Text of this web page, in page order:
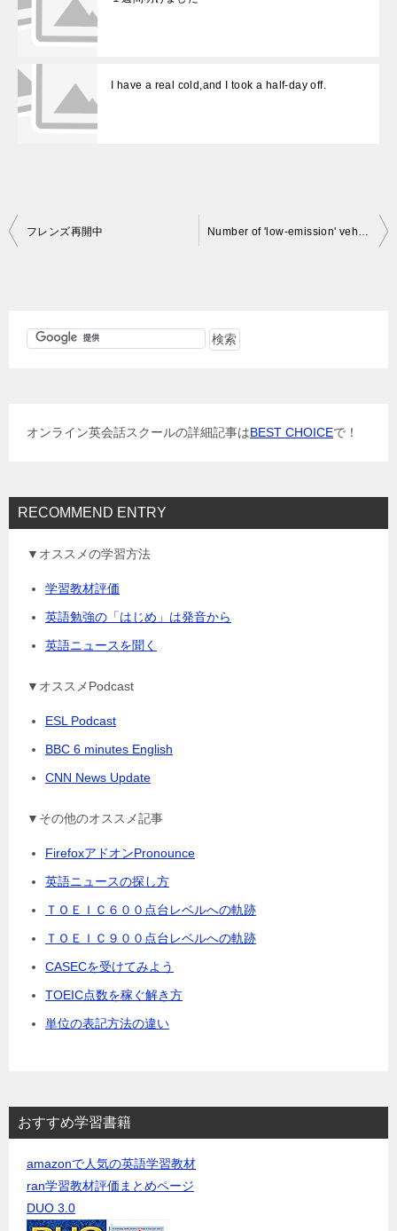
I have a real cold,and I took a half-day off.
投
フレンズ再開中
オンライン英会話スクールの詳細記事はBEST CHOICEで！
RECOMMEND ENTRY
▼オススメの学習方法
学習教材評価
英語勉強の「はじめ」は発音から
英語ニュースを聞く
▼オススメPodcast
ESL Podcast
BBC 6 minutes English
CNN News Update
▼その他のオススメ記事
FirefoxアドオンPronounce
英語ニュースの探し方
ＴＯＥＩＣ６００点台レベルへの軌跡
ＴＯＥＩＣ９００点台レベルへの軌跡
CASECを受けてみよう
TOEIC点数を稼ぐ解き方
単位の表記方法の違い
おすすめ学習書籍
amazonで人気の英語学習教材
ran学習教材評価まとめページ
DUO 3.0